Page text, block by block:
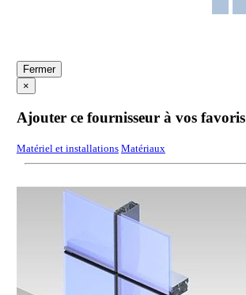
Fermer
×
Ajouter ce fournisseur à vos favoris
Matériel et installations Matériaux